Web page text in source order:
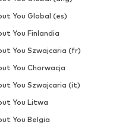
You Global (es)
You Finlandia
You Szwajcaria (fr)
You Chorwacja
You Szwajcaria (it)
You Litwa
You Belgia